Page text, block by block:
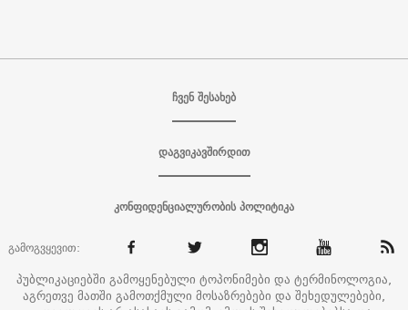
ჩვენ შესახებ
დაგვიკავშირდით
კონფიდენციალურობის პოლიტიკა
გამოგვყევით:
პუბლიკაციებში გამოყენებული ტოპონიმები და ტერმინოლოგია,
აგრეთვე მათში გამოთქმული მოსაზრებები და შეხედულებები,